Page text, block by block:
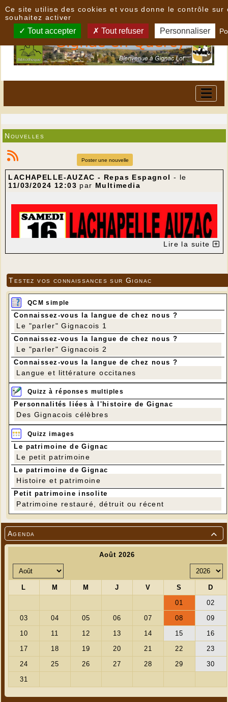

Agenda
Nouvelles
Poster une nouvelle
LACHAPELLE-AUZAC - Repas Espagnol - le
11/03/2024 12:03 par Multimedia
Lire la suite
Testez vos connaissances sur Gignac
QCM simple
Connaissez-vous la langue de chez nous ?
Le "parler" Gignacois 1
Connaissez-vous la langue de chez nous ?
Le "parler" Gignacois 2
Connaissez-vous la langue de chez nous ?
Langue et littérature occitanes
Quizz à réponses multiples
Personnalités liées à l'histoire de Gignac
Des Gignacois célèbres
Quizz images
Le patrimoine de Gignac
Le petit patrimoine
Le patrimoine de Gignac
Histoire et patrimoine
Petit patrimoine insolite
Patrimoine restauré, détruit ou récent
Ce site utilise des cookies et vous donne le contrôle sur
souhaitez activer
Tout accepter Tout refuser Personnaliser